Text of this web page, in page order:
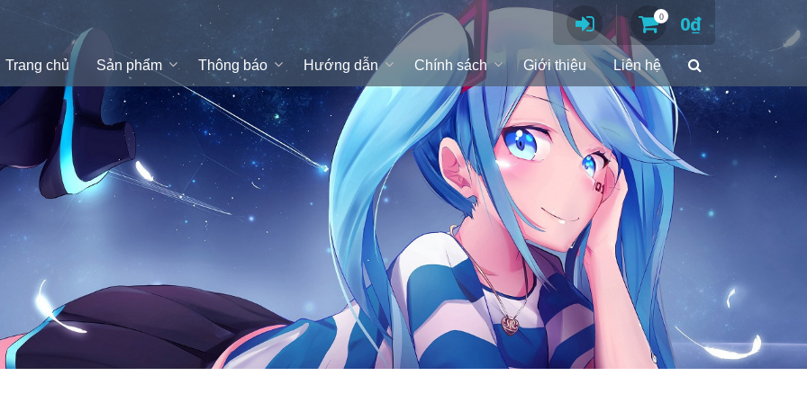
0 0₫
Trang chủ Sản phẩm Thông báo Hướng dẫn Chính sách Giới thiệu Liên hệ